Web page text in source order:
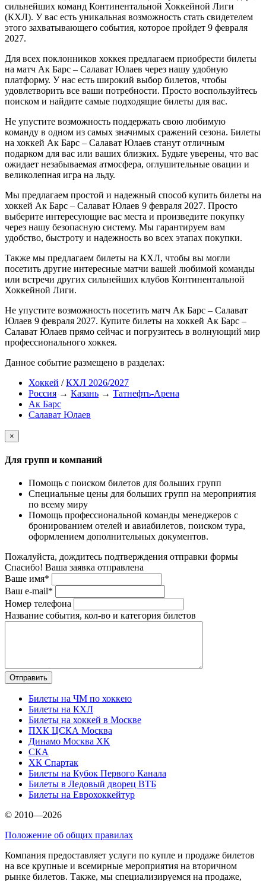
сильнейших команд Континентальной Хоккейной Лиги
(КХЛ). У вас есть уникальная возможность стать свидетелем
этого захватывающего события, которое пройдет 9 февраля
2027.
Для всех поклонников хоккея предлагаем приобрести билеты
на матч Ак Барс – Салават Юлаев через нашу удобную
платформу. У нас есть широкий выбор билетов, чтобы
удовлетворить все ваши потребности. Просто воспользуйтесь
поиском и найдите самые подходящие билеты для вас.
Не упустите возможность поддержать свою любимую
команду в одном из самых значимых сражений сезона. Билеты
на хоккей Ак Барс – Салават Юлаев станут отличным
подарком для вас или ваших близких. Будьте уверены, что вас
ожидает незабываемая атмосфера, оглушительные овации и
великолепная игра на льду.
Мы предлагаем простой и надежный способ купить билеты на
хоккей Ак Барс – Салават Юлаев 9 февраля 2027. Просто
выберите интересующие вас места и произведите покупку
через нашу безопасную систему. Мы гарантируем вам
удобство, быстроту и надежность во всех этапах покупки.
Также мы предлагаем билеты на КХЛ, чтобы вы могли
посетить другие интересные матчи вашей любимой команды
или встречи других сильнейших клубов Континентальной
Хоккейной Лиги.
Не упустите возможность посетить матч Ак Барс – Салават
Юлаев 9 февраля 2027. Купите билеты на хоккей Ак Барс –
Салават Юлаев прямо сейчас и погрузитесь в волнующий мир
профессионального хоккея.
Данное событие размещено в разделах:
Хоккей /КХЛ 2026/2027
Россия → Казань → Татнефть-Арена
Ак Барс
Салават Юлаев
×
Для групп и компаний
Помощь с поиском билетов для больших групп
Специальные цены для больших групп на мероприятия
по всему миру
Помощь профессиональной команды менеджеров с
бронированием отелей и авиабилетов, поиском тура,
оформлением дополнительных документов.
Пожалуйста, дождитесь подтверждения отправки формы
Спасибо! Ваша заявка отправлена
Ваше имя*
Ваш e-mail*
Номер телефона
Название события, кол-во и категория билетов
Билеты на ЧМ по хоккею
Билеты на КХЛ
Билеты на хоккей в Москве
ПХК ЦСКА Москва
Динамо Москва ХК
СКА
ХК Спартак
Билеты на Кубок Первого Канала
Билеты в Ледовый дворец ВТБ
Билеты на Еврохоккейтур
© 2010—2026
Положение об общих правилах
Компания предоставляет услуги по купле и продаже билетов
на все крупные и всемирные мероприятия на вторичном
рынке билетов. Также, мы специализируемся на продаже,